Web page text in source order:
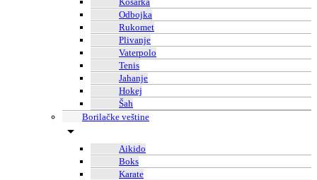
Odbojka
Rukomet
Plivanje
Vaterpolo
Tenis
Jahanje
Hokej
Šah
Borilačke veštine
Aikido
Boks
Karate